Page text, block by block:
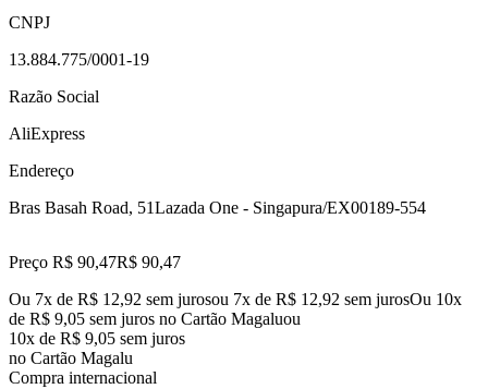
CNPJ
13.884.775/0001-19
Razão Social
AliExpress
Endereço
Bras Basah Road, 51Lazada One - Singapura/EX00189-554
Preço R$ 90,47R$ 90,47
Ou 7x de R$ 12,92 sem jurosou 7x de R$ 12,92 sem jurosOu 10x
de R$ 9,05 sem juros no Cartão Magaluou
10x de R$ 9,05 sem juros
no Cartão Magalu
Compra internacional